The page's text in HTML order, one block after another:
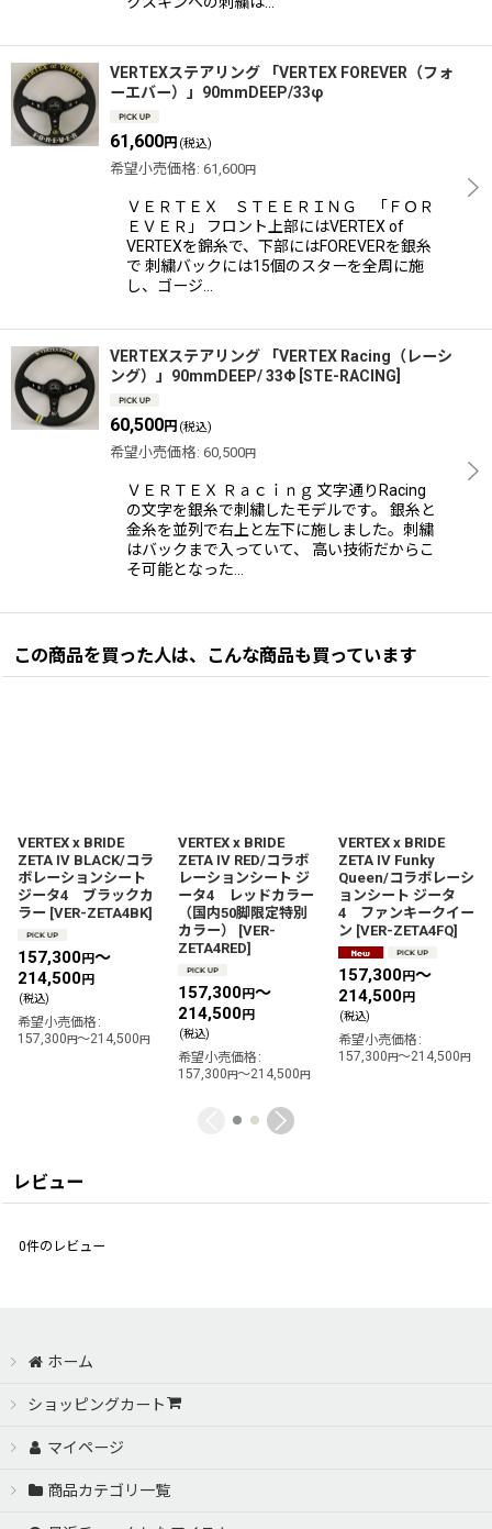
VERTEXステアリング 「VERTEX FOREVER（フォ
ーエバー）」90mmDEEP/33φ
61,600円 (税込)
希望小売価格: 61,600円
ＶＥＲＴＥＸ ＳＴＥＥＲＩＮＧ 「ＦＯＲ
ＥＶＥＲ」 フロント上部にはVERTEX of
VERTEXを錦糸で、下部にはFOREVERを銀糸
で 刺繍バックには15個のスターを全周に施
し、ゴージ…
VERTEXステアリング 「VERTEX Racing（レーシ
ング）」90mmDEEP/ 33Φ STE-RACING
60,500円 (税込)
希望小売価格: 60,500円
ＶＥＲＴＥＸ Ｒａｃｉｎｇ 文字通りRacing
の文字を銀糸で刺繍したモデルです。 銀糸と
金糸を並列で右上と左下に施しました。刺繍
はバックまで入っていて、 高い技術だからこ
そ可能となった…
この商品を買った人は、こんな商品も買っています
VERTEX x BRIDE
ZETA IV BLACK/コラ
ボレーションシート
ジータ4 ブラックカ
ラー [VER-ZETA4BK]
157,300円～
214,500円
(税込)
希望小売価格 :
157,300円～214,500円
VERTEX x BRIDE
ZETA IV RED/コラボ
レーションシート ジ
ータ4 レッドカラー
（国内50脚限定特別
カラー）
[VER-
ZETA4RED]
157,300円～
214,500円
(税込)
希望小売価格 :
157,300円～214,500円
VERTEX x BRIDE
ZETA IV Funky
Queen/コラボレーシ
ョンシート ジータ
4 ファンキークイー
ン [VER-ZETA4FQ]
157,300円～
214,500円
(税込)
希望小売価格 :
157,300円～214,500円
レビュー
0件のレビュー
ホーム
ショッピングカート
マイページ
商品カテゴリ一覧